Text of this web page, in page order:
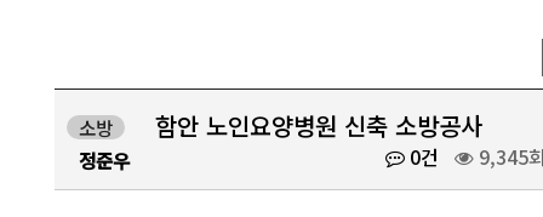
소방 함안 노인요양병원 신축 소방공사
정준우 0건 9,345